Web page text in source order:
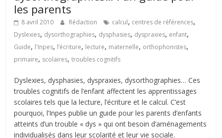
les parents
8 avril 2010 Rédaction calcul, centres de références,
Dyslexies, dysorthographies, dysphasies, dyspraxies, enfant,
Guide, l'Inpes, l’écriture, lecture, maternelle, orthophonistes,
primaire, scolaires,troubles cognitifs
Dyslexies, dysphasies, dyspraxies, dysorthographies… Ces
troubles cognitifs de l’enfant affectent les apprentissages
scolaires tels que la lecture, l’écriture et le calcul. C’est
pourquoi, l’Inpes publie un guide pour les parents d’enfants
atteints d’un trouble « dys » qui ont besoin d’aménagements
individualisés dans leur scolarité et leur vie sociale.